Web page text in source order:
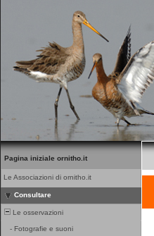
Pagina iniziale ornitho.it
Le Associazioni di ornitho.it
Consultare
Le osservazioni
- Fotografie e suoni